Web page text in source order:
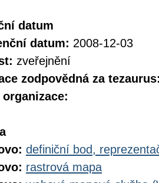
datum
datum: 2008-12-03
zveřejnění
zodpovědná za
organizace:
definiční bod,
rastrová mapa